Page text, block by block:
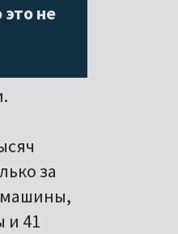
не
за
и 41